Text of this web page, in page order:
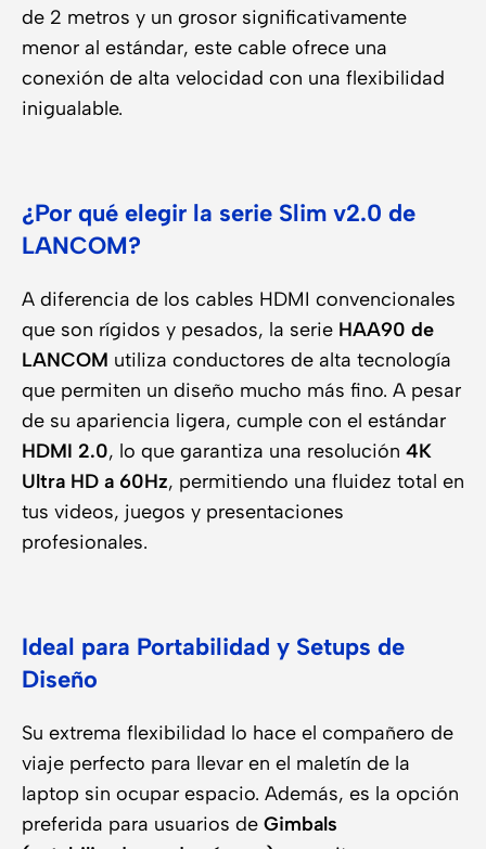
de 2 metros y un grosor significativamente
menor al estándar, este cable ofrece una
conexión de alta velocidad con una flexibilidad
inigualable.
¿Por qué elegir la serie Slim v2.0 de
LANCOM?
A diferencia de los cables HDMI convencionales
que son rígidos y pesados, la serie HAA90 de
LANCOM utiliza conductores de alta tecnología
que permiten un diseño mucho más fino. A pesar
de su apariencia ligera, cumple con el estándar
HDMI 2.0, lo que garantiza una resolución 4K
Ultra HD a 60Hz, permitiendo una fluidez total en
tus videos, juegos y presentaciones
profesionales.
Ideal para Portabilidad y Setups de
Diseño
Su extrema flexibilidad lo hace el compañero de
viaje perfecto para llevar en el maletín de la
laptop sin ocupar espacio. Además, es la opción
preferida para usuarios de Gimbals